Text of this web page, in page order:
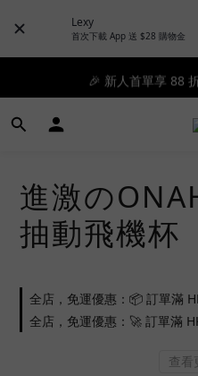
Lexy
首次下載 App 送 $28 購物金
📦滿 $300 順豐免運 🚚
📦滿 $300 順豐免運
🎉 新人首單享 88
📦滿 $300 順豐免運 🚚
進激の
抽動飛機杯
全店，免運優惠：📦 訂單滿
全店，免運優惠：🚀 訂單滿
查看